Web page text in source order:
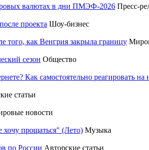
валютах в дни ПМЭФ-2026 Пресс-
проекта Шоу-бизнес
того, как Венгрия закрыла границу
сезон Общество
Как самостоятельно реагировать
статьи
новости
хочу прощаться" (Лето) Музыка
по России Авторские статьи